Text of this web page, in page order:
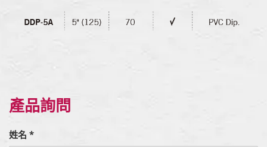
產品詢問
姓名 *